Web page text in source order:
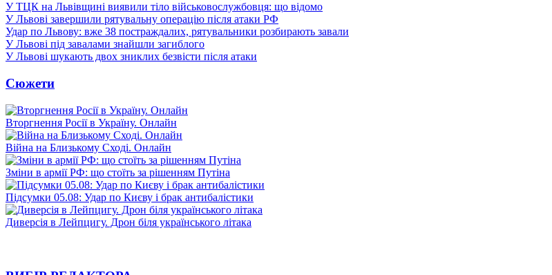
У ТЦК на Львівщині виявили тіло військовослужбовця: що відомо
У Львові завершили рятувальну операцію після атаки РФ
Удар по Львову: вже 38 постраждалих, рятувальники розбирають завали
У Львові під завалами знайшли загиблого
У Львові шукають двох зниклих безвісти після атаки
Сюжети
Вторгнення Росії в Україну. Онлайн
Війна на Близькому Сході. Онлайн
Зміни в армії РФ: що стоїть за рішенням Путіна
Підсумки 05.08: Удар по Києву і брак антибалістики
Диверсія в Лейпцигу. Дрон біля українського літака